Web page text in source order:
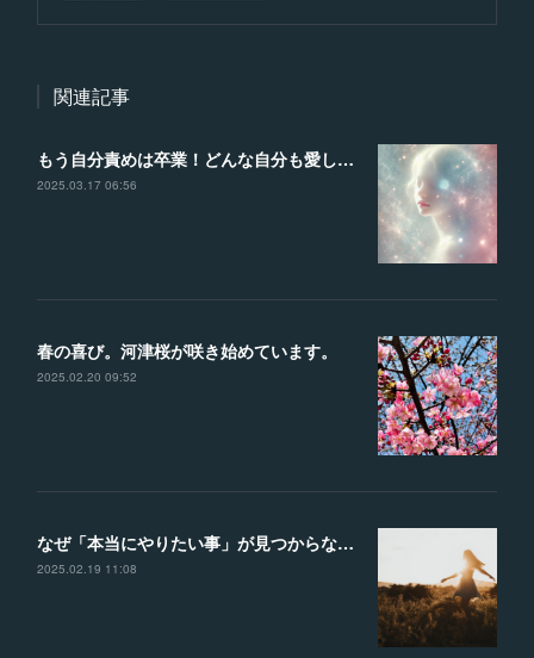
関連記事
もう自分責めは卒業！どんな自分も愛して、理想の未来を叶える魔法の言葉
2025.03.17 06:56
春の喜び。河津桜が咲き始めています。
2025.02.20 09:52
なぜ「本当にやりたい事」が見つからないのか？？見つけるための４つのヒント
2025.02.19 11:08